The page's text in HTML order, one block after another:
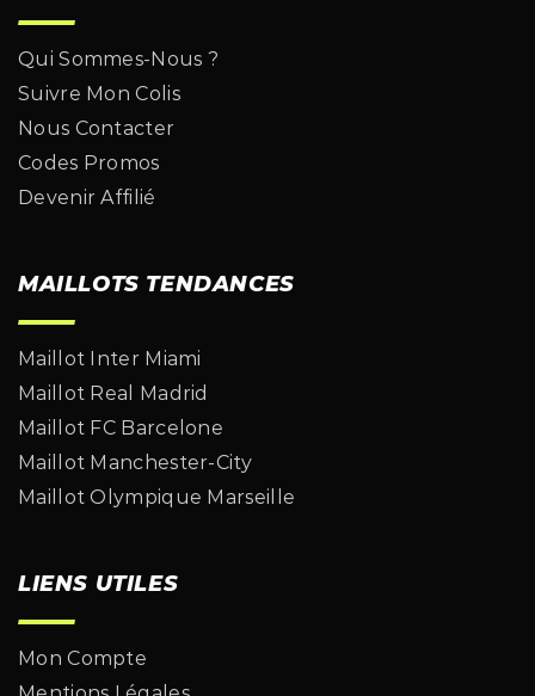
Qui Sommes-Nous ?
Suivre Mon Colis
Nous Contacter
Codes Promos
Devenir Affilié
MAILLOTS TENDANCES
Maillot Inter Miami
Maillot Real Madrid
Maillot FC Barcelone
Maillot Manchester-City
Maillot Olympique Marseille
LIENS UTILES
Mon Compte